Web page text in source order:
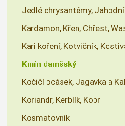
Jedlé chrysantémy,
Kardamon, Křen, Chřest,
Kari koření, Kotvičník,
Kmín damšský
Kočičí ocásek, Jagavka a
Koriandr, Kerblík, Kopr
Kosmatovník